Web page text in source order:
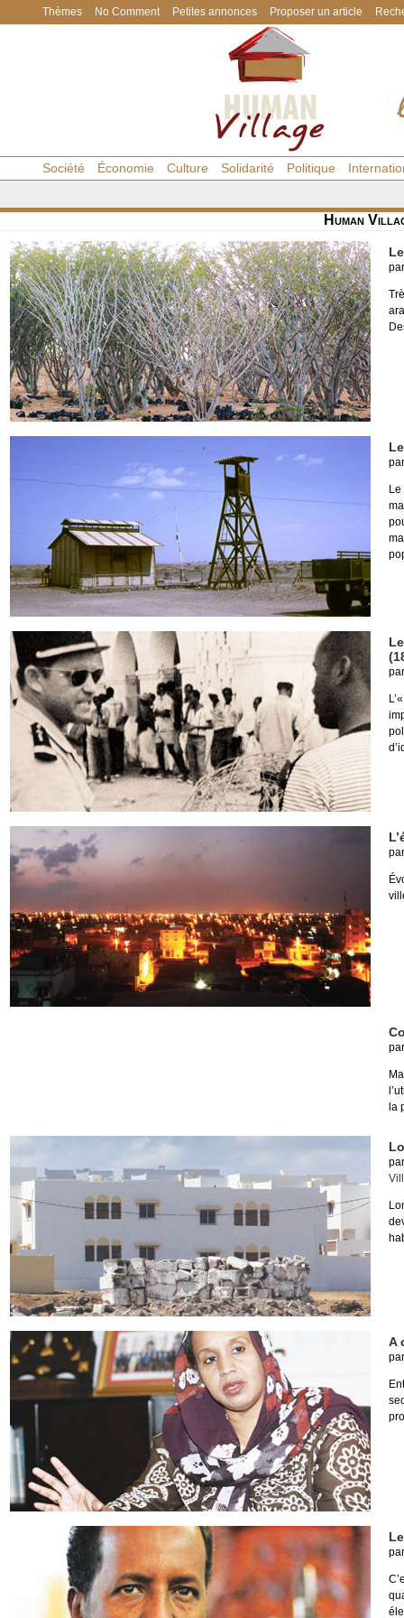
Thèmes No Comment Petites annonces Proposer un article
Société Économie Culture Solidarité Politique
Human
la
A